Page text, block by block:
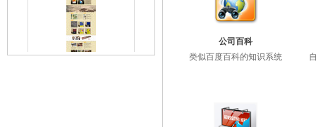
公司百科
类似百度百科的知识系统